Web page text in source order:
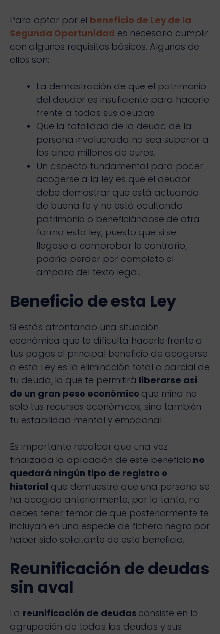
Para optar por el beneficio de Ley de la
Segunda Oportunidad es necesario cumplir
con algunos requisitos básicos. Algunos de
ellos son:
La demostración de que el patrimonio
del deudor es insuficiente para hacerle
frente a todas sus deudas.
Que la totalidad de la deuda de la
persona involucrada no sea superior a
los cinco millones de euros.
Un aspecto fundamental para poder
acogerse a la ley es que el deudor
debe demostrar que está actuando
de buena fe y no está ocultando
patrimonio o beneficiándose de otra
forma esta ley, puesto que si se
llegase a comprobar lo contrario,
podría perder por completo el
amparo del texto legal.
Beneficio de esta Ley
Si estás afrontando una situación
económica que te dificulta hacerle frente a
tus pagos el principal beneficio de acogerse
a esta Ley es la eliminación total o parcial de
tu deuda, lo que te permitirá liberarse así
de un gran peso económico que mina no
solo tus recursos económicos, sino también
tu estabilidad mental y emocional
Es importante recalcar que una vez
finalizada la aplicación de este beneficio no
quedará ningún tipo de registro o
historial que demuestre que una persona se
ha acogido anteriormente, por lo tanto, no
debes tener temor de que posteriormente te
incluyan en una especie de fichero negro por
haber sido solicitante de este beneficio.
Reunificación de deudas
sin aval
La reunificación de deudas consiste en la
agrupación de todas las deudas y sus